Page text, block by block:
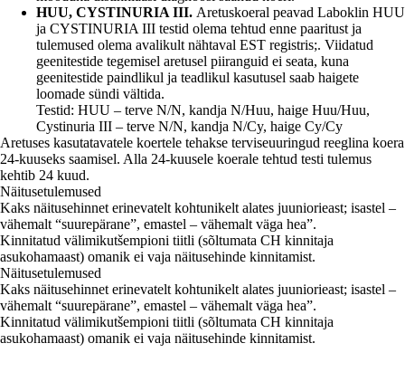
HUU, CYSTINURIA III. Aretuskoeral peavad Laboklin HUU
ja CYSTINURIA III testid olema tehtud enne paaritust ja
tulemused olema avalikult nähtaval EST registris;. Viidatud
geenitestide tegemisel aretusel piiranguid ei seata, kuna
geenitestide paindlikul ja teadlikul kasutusel saab haigete
loomade sündi vältida.
Testid: HUU – terve N/N, kandja N/Huu, haige Huu/Huu,
Cystinuria III – terve N/N, kandja N/Cy, haige Cy/Cy
Aretuses kasutatavatele koertele tehakse terviseuuringud reeglina koera
24-kuuseks saamisel. Alla 24-kuusele koerale tehtud testi tulemus
kehtib 24 kuud.
Näitusetulemused
Kaks näitusehinnet erinevatelt kohtunikelt alates juuniorieast; isastel –
vähemalt “suurepärane”, emastel – vähemalt väga hea”.
Kinnitatud välimikutšempioni tiitli (sõltumata CH kinnitaja
asukohamaast) omanik ei vaja näitusehinde kinnitamist.
Näitusetulemused
Kaks näitusehinnet erinevatelt kohtunikelt alates juuniorieast; isastel –
vähemalt “suurepärane”, emastel – vähemalt väga hea”.
Kinnitatud välimikutšempioni tiitli (sõltumata CH kinnitaja
asukohamaast) omanik ei vaja näitusehinde kinnitamist.